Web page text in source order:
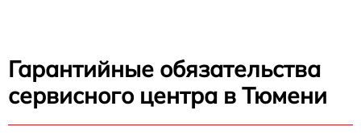
Гарантийные обязательства
сервисного центра в Тюмени